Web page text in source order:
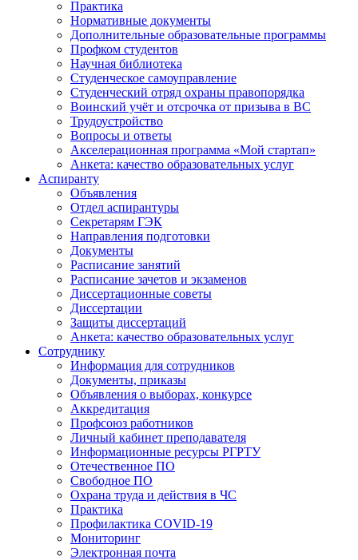
Практика
Нормативные документы
Дополнительные образовательные программы
Профком студентов
Научная библиотека
Студенческое самоуправление
Студенческий отряд охраны правопорядка
Воинский учёт и отсрочка от призыва в ВС
Трудоустройство
Вопросы и ответы
Акселерационная программа «Мой стартап»
Анкета: качество образовательных услуг
Аспиранту
Объявления
Отдел аспирантуры
Секретарям ГЭК
Направления подготовки
Документы
Расписание занятий
Расписание зачетов и экзаменов
Диссертационные советы
Диссертации
Защиты диссертаций
Анкета: качество образовательных услуг
Сотруднику
Информация для сотрудников
Документы, приказы
Объявления о выборах, конкурсе
Аккредитация
Профсоюз работников
Личный кабинет преподавателя
Информационные ресурсы РГРТУ
Отечественное ПО
Свободное ПО
Охрана труда и действия в ЧС
Практика
Профилактика COVID-19
Мониторинг
Электронная почта